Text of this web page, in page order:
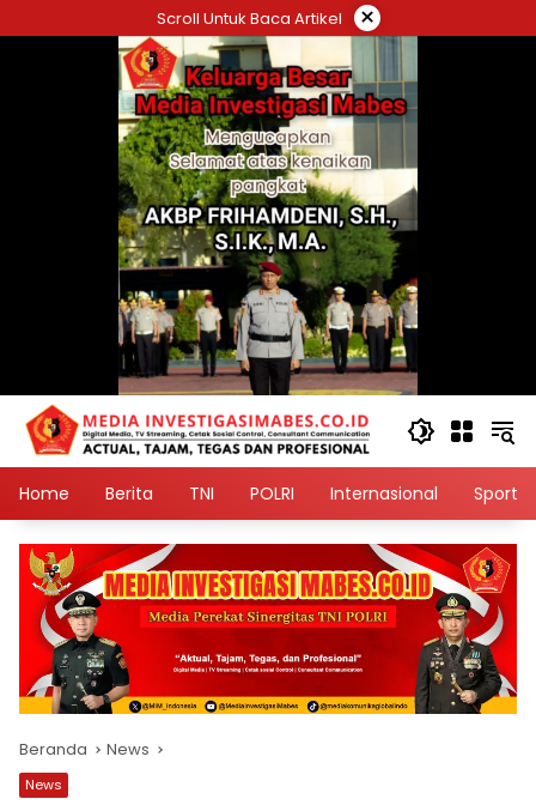
ke
Scroll Untuk Baca Artikel ×
Home Berita TNI POLRI Internasional Sport
Beranda News
News